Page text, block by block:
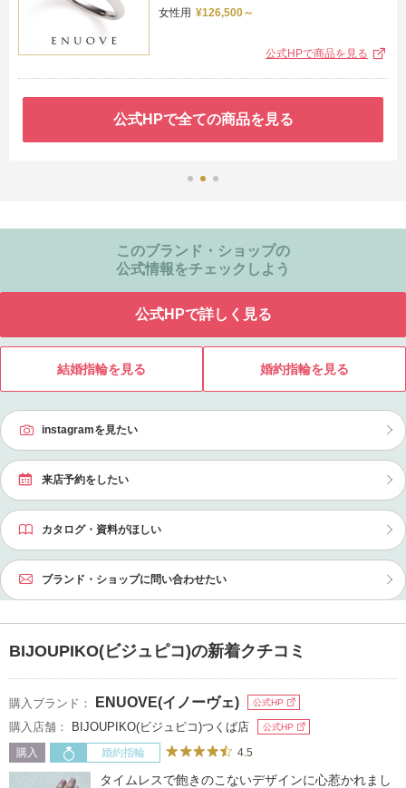
女性用 ¥126,500～
公式HPで商品を見る
公式HPで全ての商品を見る
このブランド・ショップの
公式情報をチェックしよう
公式HPで詳しく見る
結婚指輪を見る 婚約指輪を見る
instagramを見たい
来店予約をしたい
カタログ・資料がほしい
ブランド・ショップに問い合わせたい
BIJOUPIKO(ビジュピコ)の新着クチコミ
購入ブランド： ENUOVE(イノーヴェ) 公式HP
購入店舗： BIJOUPIKO(ビジュピコ)つくば店 公式HP
購入 婚約指輪 4.5
タイムレスで飽きのこないデザインに心惹かれまし